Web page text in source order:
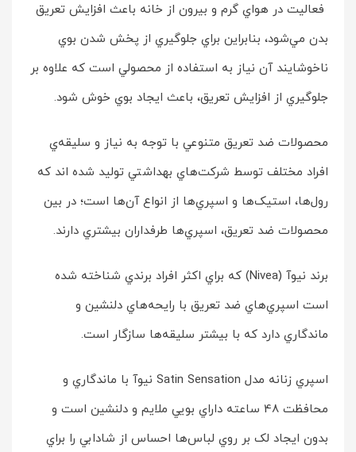
فعاليت در هواي گرم و بيرون از خانه باعث افزايش تعريق
بدن مي‌شود، بنابراين براي جلوگيري از پخش شدن بوي
ناخوشايند آن نياز به استفاده از محصولي است که علاوه بر
جلوگيري از افزايش تعريق، باعث ايجاد بوي خوش شود.
محصولات ضد تعريق متنوعي با توجه به نياز و سليقه‌ي
افراد مختلف توسط شرکت‌هاي بهداشتي توليد شده اند که
رول‌ها، استيک‌ها و اسپري‌ها از انواع آن‌ها است؛ در بين
محصولات ضد تعريق، اسپري‌ها طرفداران بيشتري دارند.
برند نيوآ (Nivea) که براي اکثر افراد برندي شناخته شده
است اسپري‌هاي ضد تعريق با رايحه‌هاي دلنشين و
ماندگاري دارد که با بيشتر سليقه‌ها سازگار است.
اسپري زنانه مدل Satin Sensation نيوآ با ماندگاري و
محافظت 48 ساعته داراي بويي ملايم و دلنشين است و
بدون ايجاد لک بر روي لباس‌ها احساس از شادابي را براي